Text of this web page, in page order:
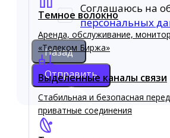
Темное волокно
Аренда, обслуживание,
«Телеком Биржа»
Выделенные каналы связи
Стабильная и безопасная
приватные соединения
Соглашаюсь на
персональных
Назад
Отправить